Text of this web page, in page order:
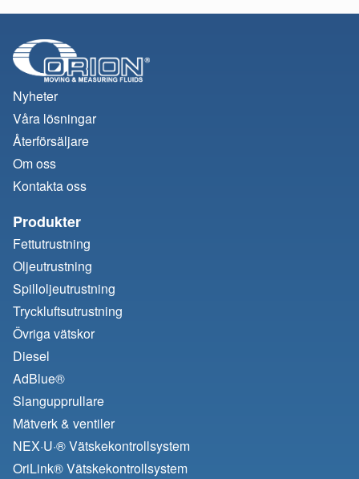
Nyheter
Våra lösningar
Återförsäljare
Om oss
Kontakta oss
Produkter
Fettutrustning
Oljeutrustning
Spilloljeutrustning
Tryckluftsutrustning
Övriga vätskor
Diesel
AdBlue®
Slangupprullare
Mätverk & ventiler
NEX·U·® Vätskekontrollsystem
OriLink® Vätskekontrollsystem